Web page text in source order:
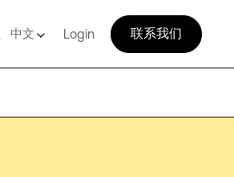
中文 Login 联系我们